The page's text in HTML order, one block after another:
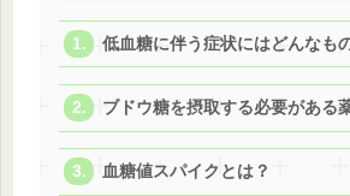
低血糖に伴う症状にはどんなも
ブドウ糖を摂取する必要がある
血糖値スパイクとは？